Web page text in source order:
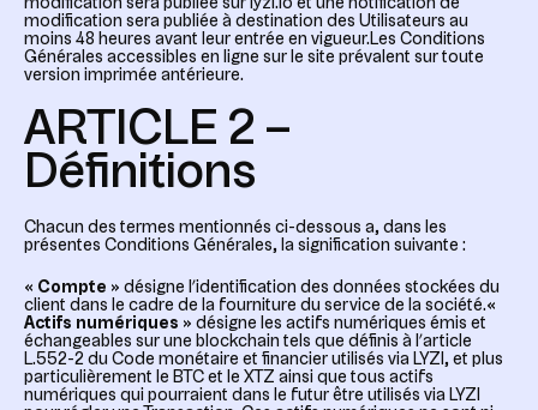
modification sera publiée sur lyzi.io et une notification de
modification sera publiée à destination des Utilisateurs au
moins 48 heures avant leur entrée en vigueur.Les Conditions
Générales accessibles en ligne sur le site prévalent sur toute
version imprimée antérieure.
ARTICLE 2 –
Définitions
Chacun des termes mentionnés ci-dessous a, dans les
présentes Conditions Générales, la signification suivante :
« Compte » désigne l’identification des données stockées du
client dans le cadre de la fourniture du service de la société.«
Actifs numériques » désigne les actifs numériques émis et
échangeables sur une blockchain tels que définis à l’article
L.552-2 du Code monétaire et financier utilisés via LYZI, et plus
particulièrement le BTC et le XTZ ainsi que tous actifs
numériques qui pourraient dans le futur être utilisés via LYZI